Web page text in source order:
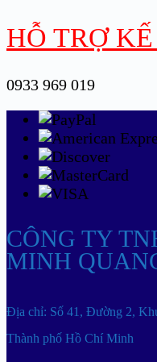
HỖ TRỢ
0933 969 019
CÔNG TY
MINH
Địa chỉ: Số 41, Đường 2,
Thành phố Hồ Chí Minh